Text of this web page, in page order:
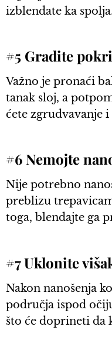
izblendate ka
#5 Gradite
Važno je pronaći
tanak sloj, a
ćete zgrudvavanje i
#6 Nemojte
Nije potrebno
preblizu
toga, blendajte ga
#7 Uklonite
Nakon nanošenja
područja ispod
što će doprineti da